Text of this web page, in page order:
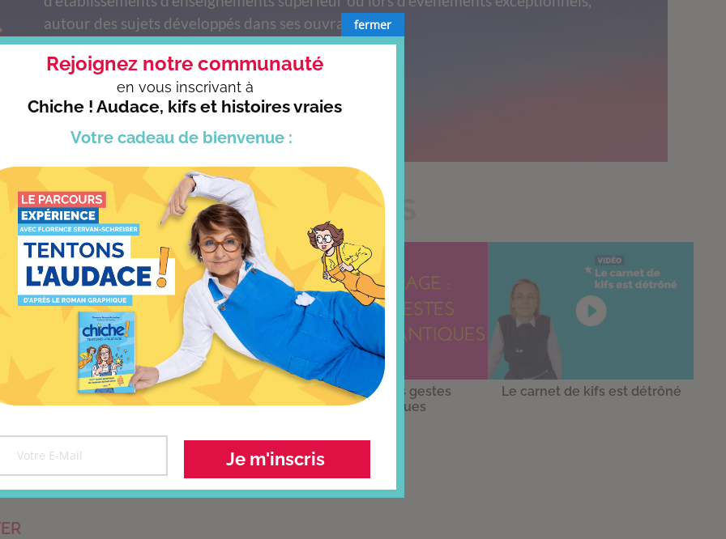
autour des sujets développés dans ses ouvrages.
Voir toutes les conférences
CONTACTEZ-NOUS >
NOS AUTRES OUTILS
5 vidéos sur l’intelligence
collective
Sondage : les gestes
romantiques
Le carnet de kifs est détrôné
Votre cadeau de bienvenue :
Rejoignez notre communauté
en vous inscrivant à
Chiche ! Audace, kifs et histoires vraies
Je m'inscris
fermer